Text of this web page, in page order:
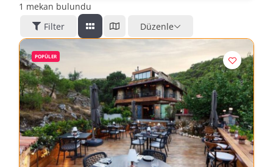
1 mekan bulundu
Filter
Düzenle
POPÜLER